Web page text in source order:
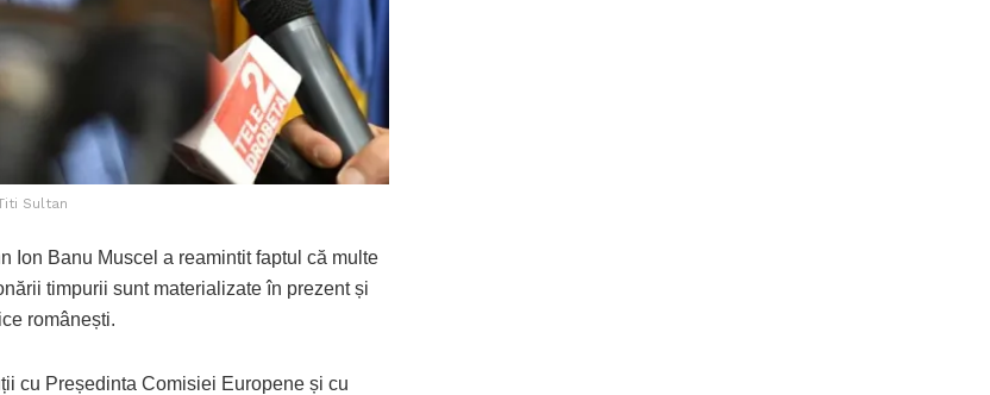
Sultan
Ion Banu Muscel a reamintit faptul că multe
timpurii sunt materializate în prezent și
românești.
cu Președinta Comisiei Europene și cu